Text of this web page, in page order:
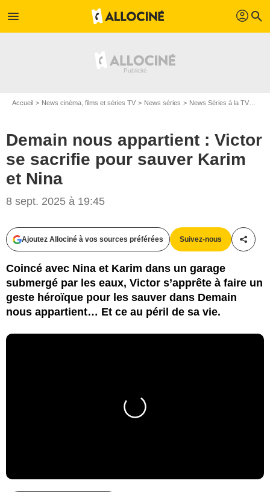
menu profil search
Accueil News cinéma, films et séries TV News séries News Séries à la TV
Demain nous appartient : Victor
se sacrifie pour sauver Karim
et Nina
8 sept. 2025 à 19:45
Ajoutez Allociné à vos sources préférées Suivez-nous
Coincé avec Nina et Karim dans un garage
submergé par les eaux, Victor s’apprête à faire un
geste héroïque pour les sauver dans Demain
nous appartient… Et ce au péril de sa vie.